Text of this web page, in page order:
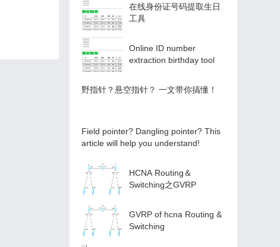
在线身份证号码提取生日
工具
Online ID number
extraction birthday tool
️野指针？悬空指针？️ 一文带你搞懂！
Field pointer? Dangling pointer? This
article will help you understand!
HCNA Routing＆
Switching之GVRP
GVRP of hcna Routing &
Switching